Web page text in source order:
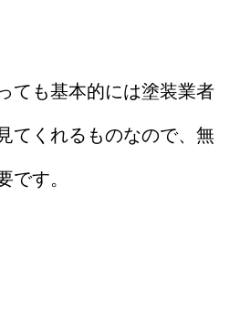
ても基本的には塗装業者
てくれるものなので、無
です。